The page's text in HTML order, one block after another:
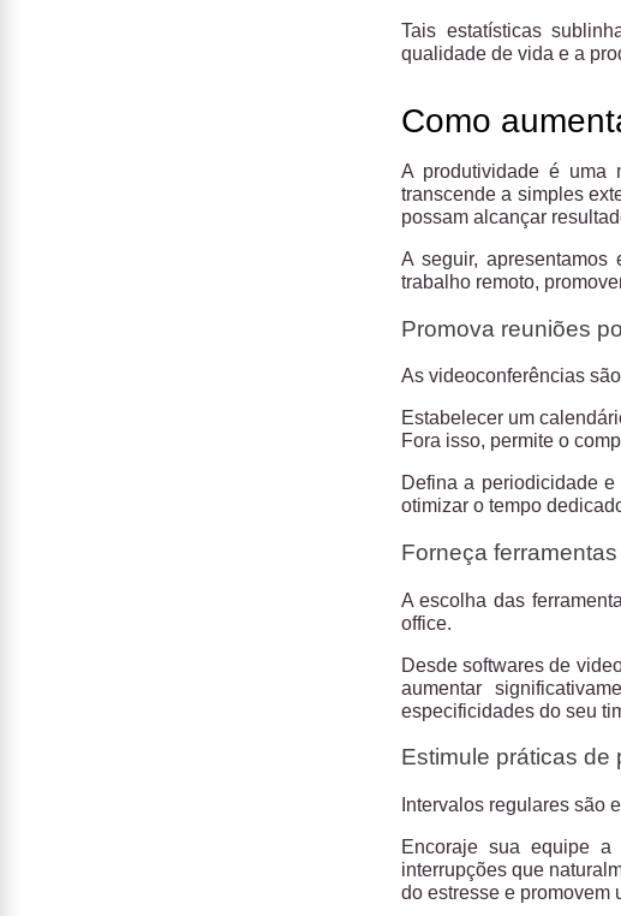
Tais estatísticas
qualidade de vida e a
Como
A produtividade é uma
transcende a simples
possam alcançar
A seguir,
trabalho remoto,
Promova reuniões
As videoconferências
Estabelecer um
Fora isso, permite o
Defina a periodicidade
otimizar o tempo
Forneça
A escolha das
office.
Desde softwares de
aumentar
especificidades do seu
Estimule práticas de
Intervalos regulares são
Encoraje sua equipe
interrupções que
do estresse e promovem